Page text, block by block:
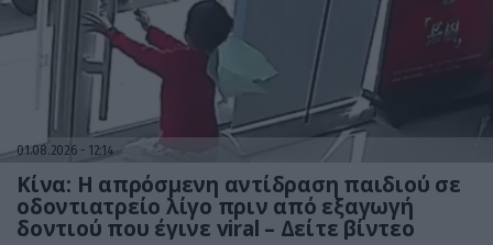
01.08.2026 12:14
Κίνα: Η απρόσμενη αντίδραση παιδιού σε
οδοντιατρείο λίγο πριν από εξαγωγή
δοντιού που έγινε viral – Δείτε βίντεο